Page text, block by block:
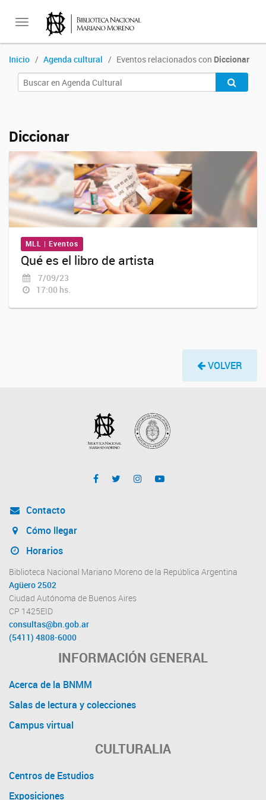
Toggle
navigation
Inicio Agenda cultural Eventos relacionados con Diccionar
Diccionar
MLL | Eventos
Qué es el libro de artista
7/09/23
17:00 hs.
VOLVER
Contacto
Cómo llegar
Horarios
Biblioteca Nacional Mariano Moreno de la República Argentina
Agüero 2502
Ciudad Autónoma de Buenos Aires
CP 1425EID
consultas@bn.gob.ar
(5411) 4808-6000
INFORMACIÓN GENERAL
Acerca de la BNMM
Salas de lectura y colecciones
Campus virtual
CULTURALIA
Centros de Estudios
Exposiciones